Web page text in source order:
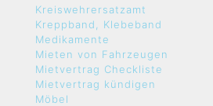
Kreiswehrersatzamt
Kreppband, Klebeband
Medikamente
Mieten von Fahrzeugen
Mietvertrag Checkliste
Mietvertrag kündigen
Möbel